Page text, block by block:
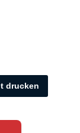
drucken